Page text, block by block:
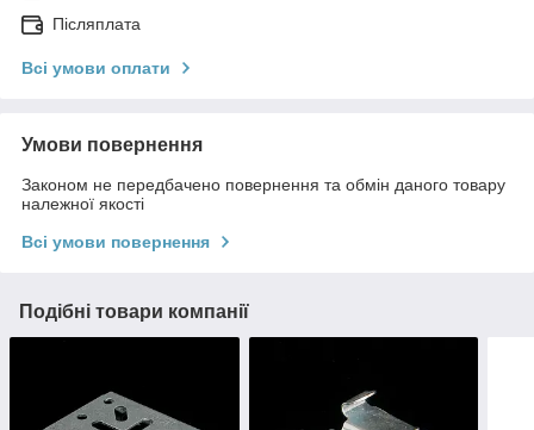
Післяплата
Всі умови оплати
Умови повернення
Законом не передбачено повернення та обмін даного товару
належної якості
Всі умови повернення
Подібні товари компанії